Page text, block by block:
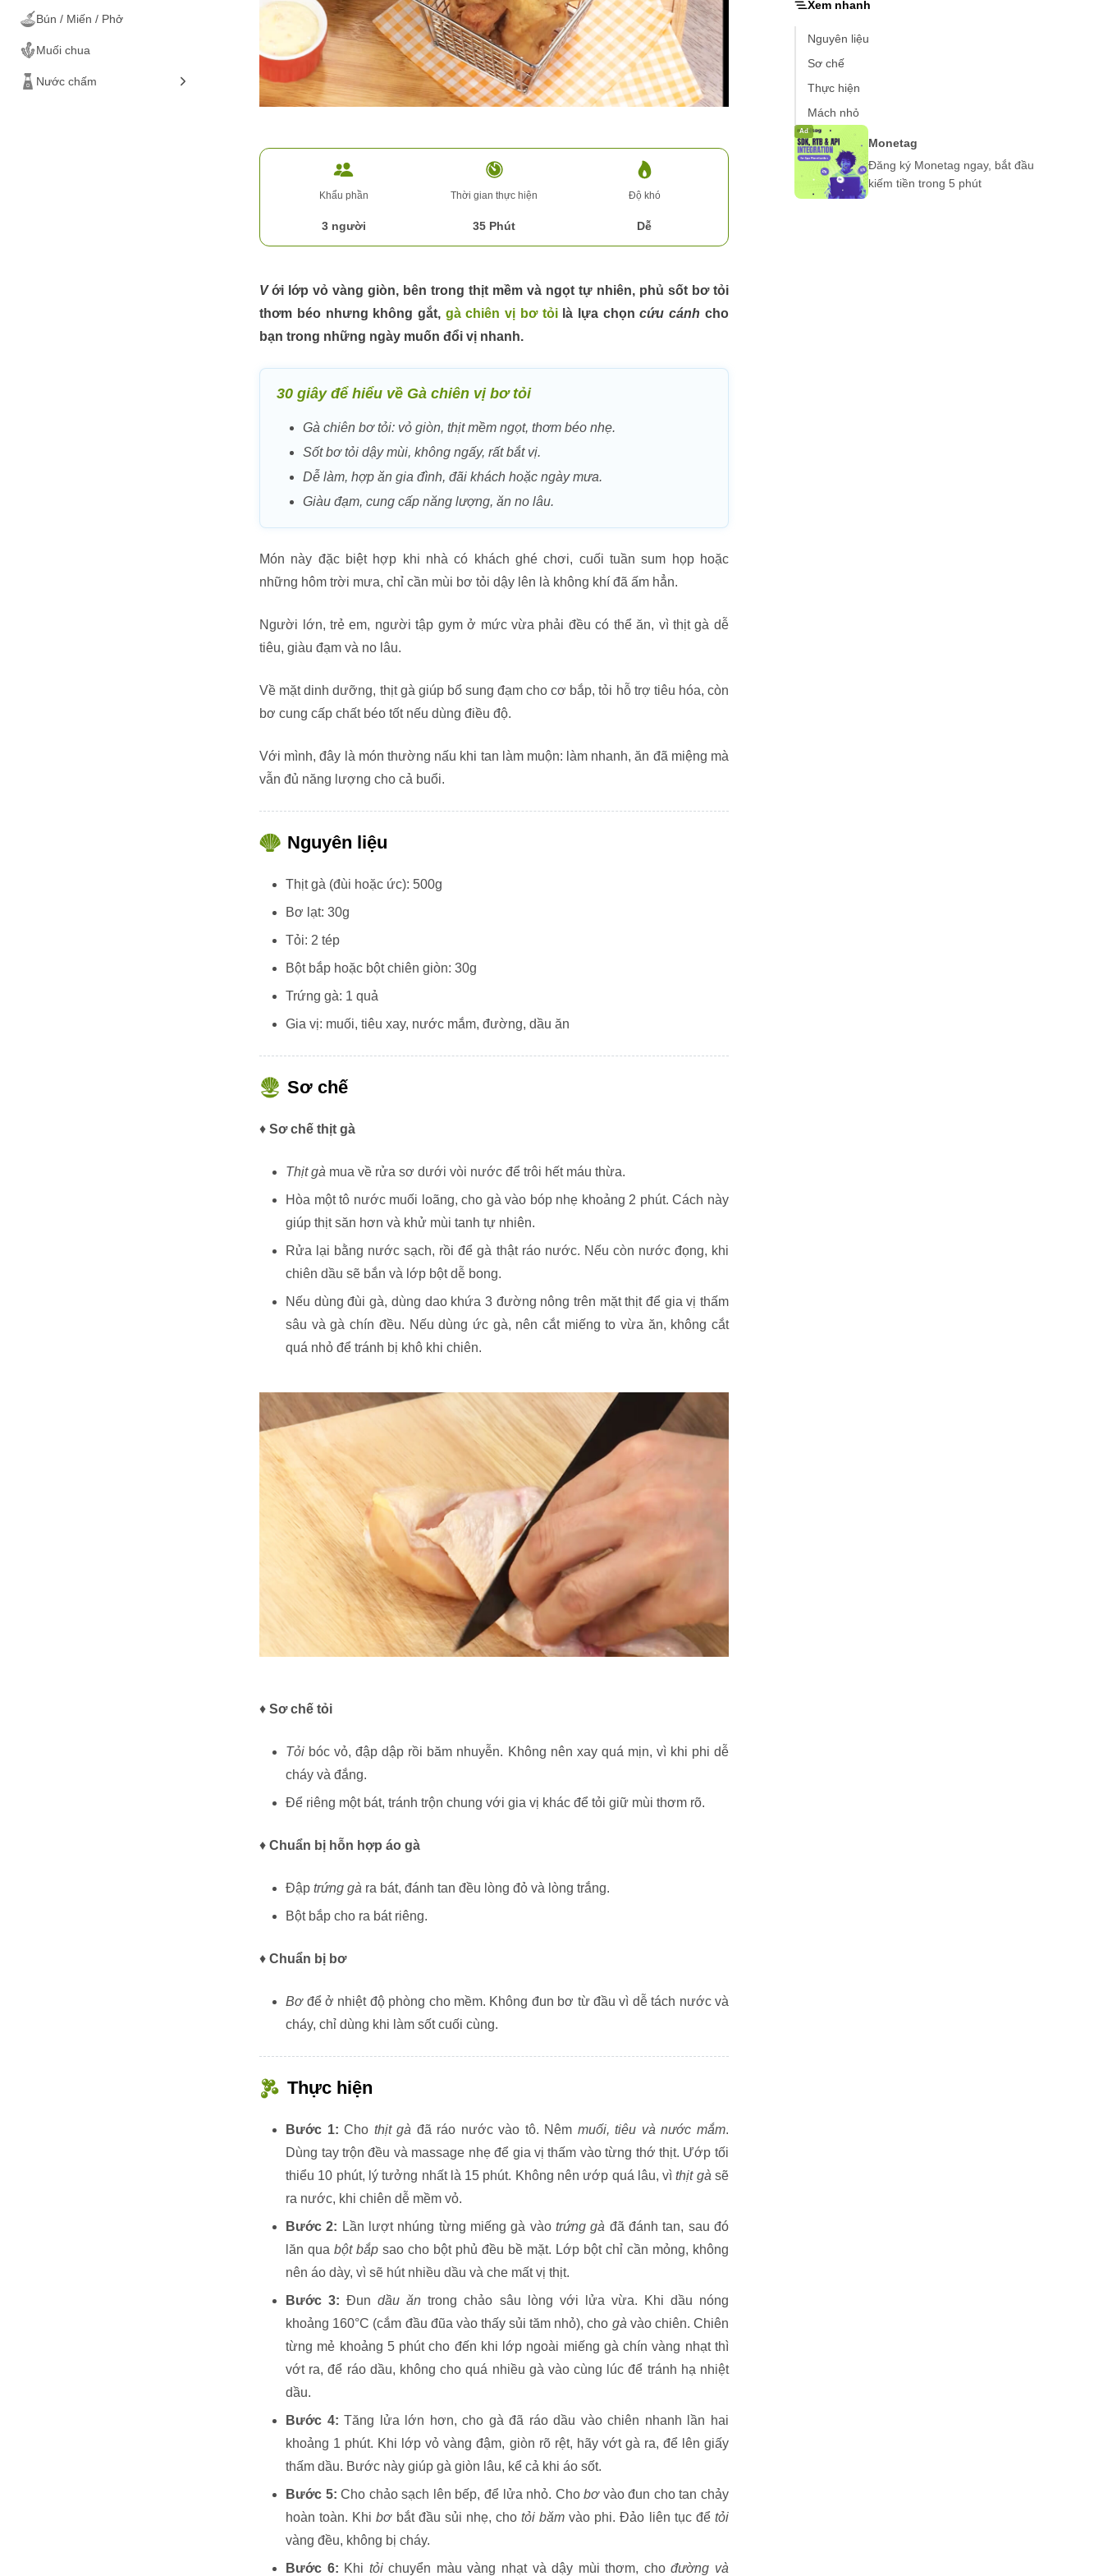
Các loại rau
Thịt vịt
Ốc
Ếch
Bún / Miến / Phở
Muối chua
Nước chấm
Khẩu phần
3 người
Thời gian thực hiện
35 Phút
Độ khó
Dễ
Với lớp vỏ vàng giòn, bên trong thịt mềm và ngọt tự nhiên, phủ sốt bơ tỏi
thơm béo nhưng không gắt, gà chiên vị bơ tỏilà lựa chọncứu cánh cho
bạn trong những ngày muốn đổi vị nhanh.
30 giây để hiểu về Gà chiên vị bơ tỏi
Gà chiên bơ tỏi: vỏ giòn, thịt mềm ngọt, thơm béo nhẹ.
Sốt bơ tỏi dậy mùi, không ngấy, rất bắt vị.
Dễ làm, hợp ăn gia đình, đãi khách hoặc ngày mưa.
Giàu đạm, cung cấp năng lượng, ăn no lâu.
Món này đặc biệt hợp khi nhà có khách ghé chơi, cuối tuần sum họp hoặc
những hôm trời mưa, chỉ cần mùi bơ tỏi dậy lên là không khí đã ấm hẳn.
Người lớn, trẻ em, người tập gym ở mức vừa phải đều có thể ăn, vì thịt gà dễ
tiêu, giàu đạm và no lâu.
Về mặt dinh dưỡng, thịt gà giúp bổ sung đạm cho cơ bắp, tỏi hỗ trợ tiêu hóa, còn
bơ cung cấp chất béo tốt nếu dùng điều độ.
Với mình, đây là món thường nấu khi tan làm muộn: làm nhanh, ăn đã miệng mà
vẫn đủ năng lượng cho cả buổi.
Nguyên liệu
Thịt gà (đùi hoặc ức): 500g
Bơ lạt: 30g
Tỏi: 2 tép
Bột bắp hoặc bột chiên giòn: 30g
Trứng gà: 1 quả
Gia vị: muối, tiêu xay, nước mắm, đường, dầu ăn
Sơ chế
♦Sơ chế thịt gà
Thịt gà mua về rửa sơ dưới vòi nước để trôi hết máu thừa.
Hòa một tô nước muối loãng, cho gà vào bóp nhẹ khoảng 2 phút. Cách này
giúp thịt săn hơn và khử mùi tanh tự nhiên.
Rửa lại bằng nước sạch, rồi để gà thật ráo nước. Nếu còn nước đọng, khi
chiên dầu sẽ bắn và lớp bột dễ bong.
Nếu dùng đùi gà, dùng dao khứa 3 đường nông trên mặt thịt để gia vị thấm
sâu và gà chín đều. Nếu dùng ức gà, nên cắt miếng to vừa ăn, không cắt
quá nhỏ để tránh bị khô khi chiên.
♦Sơ chế tỏi
Tỏi bóc vỏ, đập dập rồi băm nhuyễn. Không nên xay quá mịn, vì khi phi dễ
cháy và đắng.
Để riêng một bát, tránh trộn chung với gia vị khác để tỏi giữ mùi thơm rõ.
♦Chuẩn bị hỗn hợp áo gà
Đậptrứng gà ra bát, đánh tan đều lòng đỏ và lòng trắng.
Bột bắp cho ra bát riêng.
♦Chuẩn bị bơ
Bơđể ở nhiệt độ phòng cho mềm. Không đun bơ từ đầu vì dễ tách nước và
cháy, chỉ dùng khi làm sốt cuối cùng.
Thực hiện
Bước 1: Cho thịt gà đã ráo nước vào tô. Nêm muối, tiêu và nước mắm.
Dùng tay trộn đều và massage nhẹ để gia vị thấm vào từng thớ thịt. Ướp tối
thiểu 10 phút, lý tưởng nhất là 15 phút. Không nên ướp quá lâu, vìthịt gà sẽ
ra nước, khi chiên dễ mềm vỏ.
Bước 2: Lần lượt nhúng từng miếng gà vàotrứng gà đã đánh tan, sau đó
lăn quabột bắp sao cho bột phủ đều bề mặt. Lớp bột chỉ cần mỏng, không
nên áo dày, vì sẽ hút nhiều dầu và che mất vị thịt.
Bước 3: Đundầu ăn trong chảo sâu lòng với lửa vừa. Khi dầu nóng
khoảng 160°C (cắm đầu đũa vào thấy sủi tăm nhỏ), cho gà vào chiên. Chiên
từng mẻ khoảng 5 phút cho đến khi lớp ngoài miếng gà chín vàng nhạt thì
vớt ra, để ráo dầu, không cho quá nhiều gà vào cùng lúc để tránh hạ nhiệt
dầu.
Bước 4: Tăng lửa lớn hơn, cho gà đã ráo dầu vào chiên nhanh lần hai
khoảng 1 phút. Khi lớp vỏ vàng đậm, giòn rõ rệt, hãy vớt gà ra, để lên giấy
thấm dầu. Bước này giúp gà giòn lâu, kể cả khi áo sốt.
Bước 5: Cho chảo sạch lên bếp, để lửa nhỏ. Chobơvào đun cho tan chảy
hoàn toàn. Khibơbắt đầu sủi nhẹ, chotỏi băm vào phi. Đảo liên tục để tỏi
vàng đều, không bị cháy.
Bước 6: Khi tỏichuyển màu vàng nhạt và dậy mùi thơm, chođường và
Xem nhanh
Nguyên liệu
Sơ chế
Thực hiện
Mách nhỏ
Ad
Monetag
Đăng ký Monetag ngay, bắt đầu
kiếm tiền trong 5 phút